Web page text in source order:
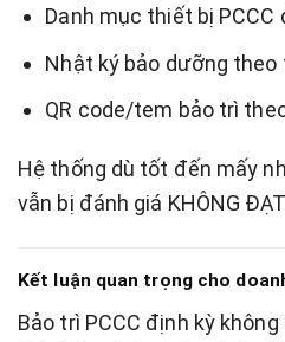
Danh mục thiết bị
Nhật ký bảo dưỡng theo
QR code/tem bảo trì
Hệ thống dù tốt đến mấy
vẫn bị đánh giá KHÔNG
Kết luận quan trọng cho
Bảo trì PCCC định kỳ